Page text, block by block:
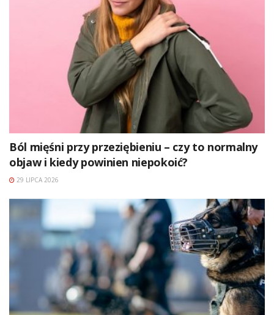
Ból mięśni przy przeziębieniu – czy to normalny
objaw i kiedy powinien niepokoić?
29 LIPCA 2026